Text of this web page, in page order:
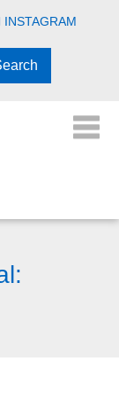
INSTAGRAM